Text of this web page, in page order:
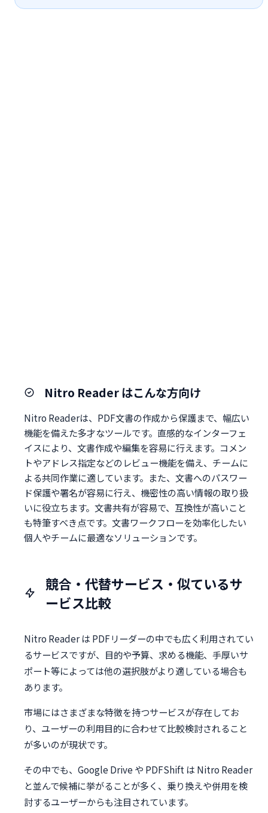
Nitro Reader はこんな方向け
Nitro Readerは、PDF文書の作成から保護まで、幅広い
機能を備えた多才なツールです。直感的なインターフェ
イスにより、文書作成や編集を容易に行えます。コメン
トやアドレス指定などのレビュー機能を備え、チームに
よる共同作業に適しています。また、文書へのパスワー
ド保護や署名が容易に行え、機密性の高い情報の取り扱
いに役立ちます。文書共有が容易で、互換性が高いこと
も特筆すべき点です。文書ワークフローを効率化したい
個人やチームに最適なソリューションです。
競合・代替サービス・似ているサ
ービス比較
Nitro Reader は PDFリーダーの中でも広く利用されてい
るサービスですが、目的や予算、求める機能、手厚いサ
ポート等によっては他の選択肢がより適している場合も
あります。
市場にはさまざまな特徴を持つサービスが存在してお
り、ユーザーの利用目的に合わせて比較検討されること
が多いのが現状です。
その中でも、Google Drive や PDFShift は Nitro Reader
と並んで候補に挙がることが多く、乗り換えや併用を検
討するユーザーからも注目されています。